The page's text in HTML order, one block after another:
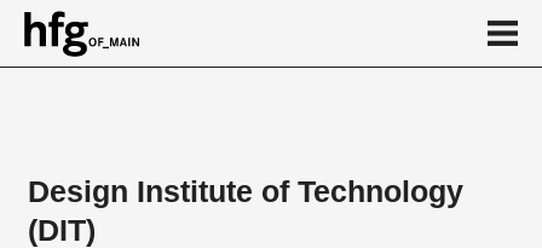
Über
Design Institute of Technology
(DIT)